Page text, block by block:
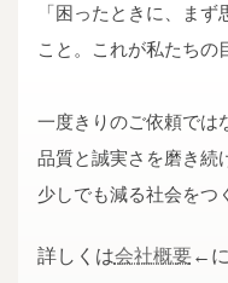
「困ったときに、ま
こと。これが私たちの
一度きりのご依頼では
品質と誠実さを磨き続
少しでも減る社会をつ
詳しくは会社概要←に